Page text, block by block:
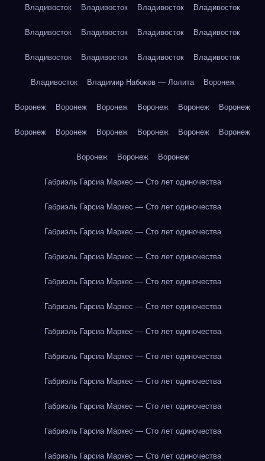
Владивосток Владивосток Владивосток Владивосток
Владивосток Владивосток Владивосток Владивосток
Владивосток Владивосток Владивосток Владивосток
Владивосток Владимир Набоков — Лолита Воронеж
Воронеж Воронеж Воронеж Воронеж Воронеж Воронеж
Воронеж Воронеж Воронеж Воронеж Воронеж Воронеж
Воронеж Воронеж Воронеж
Габриэль Гарсиа Маркес — Сто лет одиночества
Габриэль Гарсиа Маркес — Сто лет одиночества
Габриэль Гарсиа Маркес — Сто лет одиночества
Габриэль Гарсиа Маркес — Сто лет одиночества
Габриэль Гарсиа Маркес — Сто лет одиночества
Габриэль Гарсиа Маркес — Сто лет одиночества
Габриэль Гарсиа Маркес — Сто лет одиночества
Габриэль Гарсиа Маркес — Сто лет одиночества
Габриэль Гарсиа Маркес — Сто лет одиночества
Габриэль Гарсиа Маркес — Сто лет одиночества
Габриэль Гарсиа Маркес — Сто лет одиночества
Габриэль Гарсиа Маркес — Сто лет одиночества